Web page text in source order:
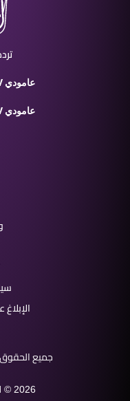
12688-27500/V عامودي
11555-27500/V عامودي
جميع
© 2026